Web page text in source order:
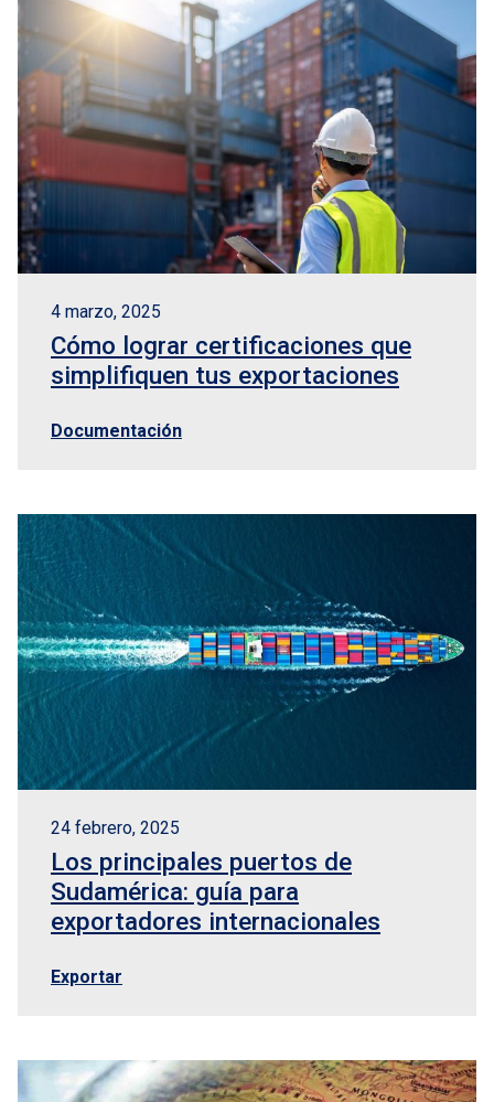
4 marzo, 2025
Cómo lograr certificaciones que
simplifiquen tus exportaciones
Documentación
24 febrero, 2025
Los principales puertos de
Sudamérica: guía para
exportadores internacionales
Exportar